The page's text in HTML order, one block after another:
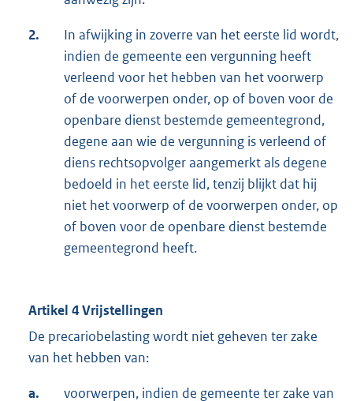
2.
In afwijking in zoverre van het eerste lid wordt,
indien de gemeente een vergunning heeft
verleend voor het hebben van het voorwerp
of de voorwerpen onder, op of boven voor de
openbare dienst bestemde gemeentegrond,
degene aan wie de vergunning is verleend of
diens rechtsopvolger aangemerkt als degene
bedoeld in het eerste lid, tenzij blijkt dat hij
niet het voorwerp of de voorwerpen onder, op
of boven voor de openbare dienst bestemde
gemeentegrond heeft.
Artikel 4 Vrijstellingen
De precariobelasting wordt niet geheven ter zake
van het hebben van:
a.
voorwerpen, indien de gemeente ter zake van